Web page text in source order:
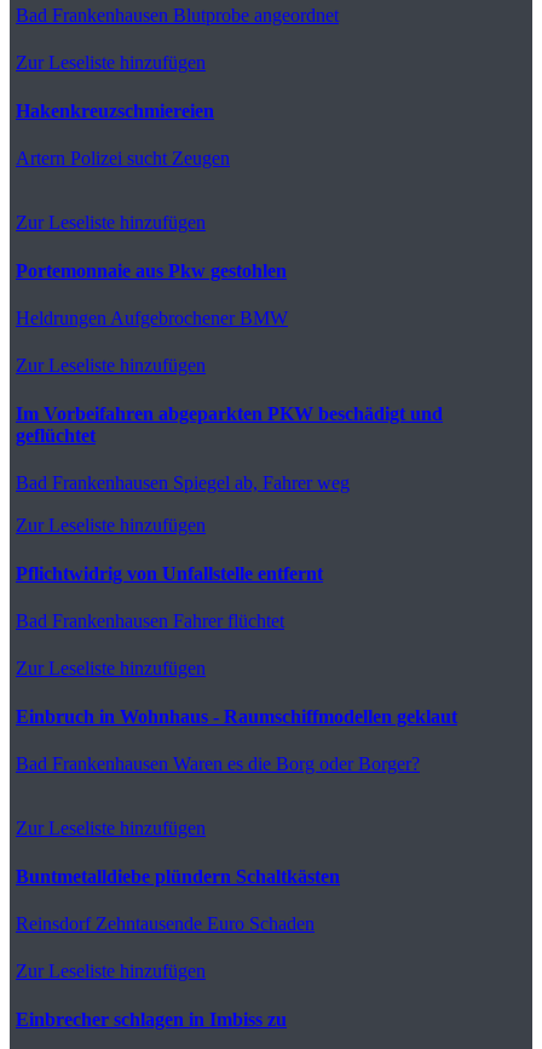
Bad Frankenhausen Blutprobe angeordnet
Zur Leseliste hinzufügen
Hakenkreuzschmiereien
Artern Polizei sucht Zeugen
Zur Leseliste hinzufügen
Portemonnaie aus Pkw gestohlen
Heldrungen Aufgebrochener BMW
Zur Leseliste hinzufügen
Im Vorbeifahren abgeparkten PKW beschädigt und
geflüchtet
Bad Frankenhausen Spiegel ab, Fahrer weg
Zur Leseliste hinzufügen
Pflichtwidrig von Unfallstelle entfernt
Bad Frankenhausen Fahrer flüchtet
Zur Leseliste hinzufügen
Einbruch in Wohnhaus - Raumschiffmodellen geklaut
Bad Frankenhausen Waren es die Borg oder Borger?
Zur Leseliste hinzufügen
Buntmetalldiebe plündern Schaltkästen
ReinsdorfZehntausende Euro Schaden
Zur Leseliste hinzufügen
Einbrecher schlagen in Imbiss zu